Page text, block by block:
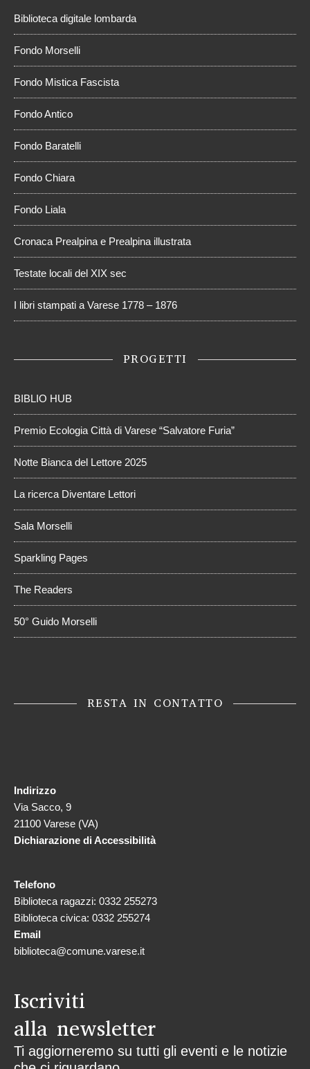
Biblioteca digitale lombarda
Fondo Morselli
Fondo Mistica Fascista
Fondo Antico
Fondo Baratelli
Fondo Chiara
Fondo Liala
Cronaca Prealpina e Prealpina illustrata
Testate locali del XIX sec
I libri stampati a Varese 1778 – 1876
PROGETTI
BIBLIO HUB
Premio Ecologia Città di Varese “Salvatore Furia”
Notte Bianca del Lettore 2025
La ricerca Diventare Lettori
Sala Morselli
Sparkling Pages
The Readers
50° Guido Morselli
RESTA IN CONTATTO
Indirizzo
Via Sacco, 9
21100 Varese (VA)
Dichiarazione di Accessibilità
Telefono
Biblioteca ragazzi: 0332 255273
Biblioteca civica: 0332 255274
Email
biblioteca@comune.varese.it
Iscriviti
alla newsletter
Ti aggiorneremo su tutti gli eventi e le notizie